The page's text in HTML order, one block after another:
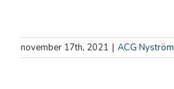
november 17th, 2021 | ACG Nyström